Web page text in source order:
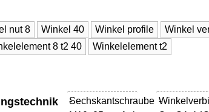
nut 8 Winkel 40 Winkel profile Winkel
8 t2 40 Winkelelement t2
Sechskantschraube
- -